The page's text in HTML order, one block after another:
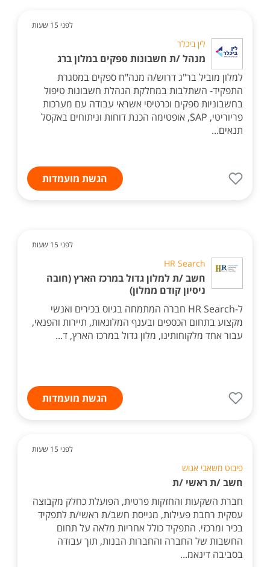
לפני 15 שעות
לין ביכלר
מנהל /ת חשבונות ספקים במלון ברג
למלון מוביל בר"ג דרוש/ה מנה"ח ספקים במסגרת
התפקיד- השתלבות במחלקת הנהלת חשבונות טיפול
בחשבוניות ספקים וכרטיסי אשראי עבודה עם מערכות
פריוריטי, SAP, אופטימה הכנת דוחות וניתוחים באקסל
תנאים...
הגשת מועמדות
לפני 15 שעות
HR Search
חשב /ת למלון גדול במרכז הארץ (חובה
ניסיון קודם ממלון)
ל-HR Search חברה המתמחה בגיוס בכירים ואנשי
מקצוע בתחום הכספים ובענף המלונאות, תיירות והפנאי,
עבור אחד מלקוחותינו, מלון גדול במרכז הארץ, ד...
הגשת מועמדות
לפני 15 שעות
פיבוט משאבי אנוש
חשב /ת ראשי /ת
חברת השקעות והחזקות פרטית, הפועלת כחלק מקבוצה
עסקית רחבת פעילות, מגייסת חשב/ת ראשי/ת לתפקיד
בכיר ומרכזי. התפקיד כולל אחריות מלאה על תחום
החשבות של החברה והחברות הבנות, תוך עבודה
בסביבה דינאמ...